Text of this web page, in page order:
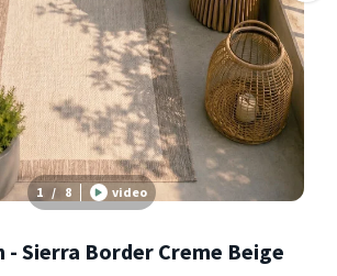
1 / 8 video
Sierra Border Creme Beige